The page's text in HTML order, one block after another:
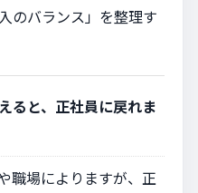
のバランス」を整理す
ると、正社員に戻れま
職場によりますが、正